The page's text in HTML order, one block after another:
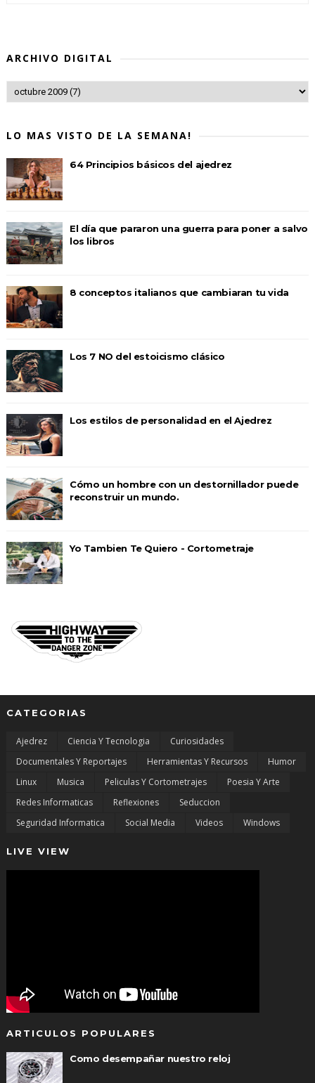
ARCHIVO DIGITAL
LO MAS VISTO DE LA SEMANA!
64 Principios básicos del ajedrez
El día que pararon una guerra para poner a salvo
los libros
8 conceptos italianos que cambiaran tu vida
Los 7 NO del estoicismo clásico
Los estilos de personalidad en el Ajedrez
Cómo un hombre con un destornillador puede
reconstruir un mundo.
Yo Tambien Te Quiero - Cortometraje
CATEGORIAS
Ajedrez Ciencia Y Tecnologia
Curiosidades
Documentales Y Reportajes
Herramientas Y Recursos
Humor
Linux
Musica Peliculas Y Cortometrajes
Poesia Y Arte
Redes Informaticas
Reflexiones
Seduccion
Seguridad Informatica
Social Media Videos Windows
LIVE VIEW
ARTICULOS POPULARES
Como desempañar nuestro reloj